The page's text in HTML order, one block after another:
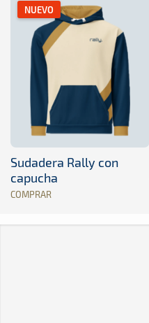
NUEVO
Sudadera Rally con
capucha
COMPRAR